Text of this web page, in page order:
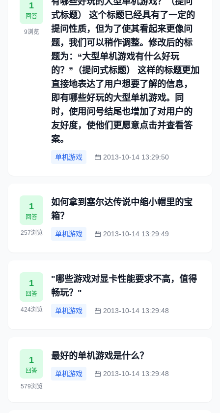
1
回答
9浏览
式标题） 这个标题已经具有了一定的
提问性质，但为了使其看起来更像问
题，我们可以稍作调整。修改后的标
题为：“大型单机游戏有什么好玩
的？”（提问式标题） 这样的标题更加
直接地表达了用户想要了解的信息，
即有哪些好玩的大型单机游戏。同
时，使用问号结尾也增加了对用户的
友好度，使他们更愿意点击并查看答
案。
单机游戏 2013-10-14 13:29:50
1
回答
257浏览
如何拿到塞尔达传说中缩小帽里的宝
箱？
单机游戏 2013-10-14 13:29:49
1
回答
424浏览
"哪些游戏对显卡性能要求不高，值得
畅玩？"
单机游戏 2013-10-14 13:29:48
1
回答
579浏览
最好的单机游戏是什么？
单机游戏 2013-10-14 13:29:48